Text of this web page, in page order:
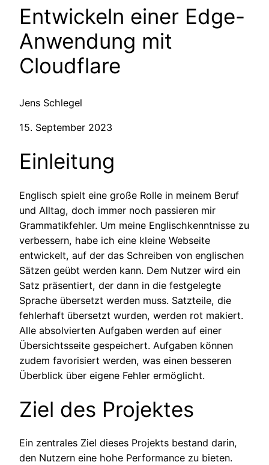
Entwickeln einer Edge-
Anwendung mit
Cloudflare
Jens Schlegel
15. September 2023
Einleitung
Englisch spielt eine große Rolle in meinem Beruf
und Alltag, doch immer noch passieren mir
Grammatikfehler. Um meine Englischkenntnisse zu
verbessern, habe ich eine kleine Webseite
entwickelt, auf der das Schreiben von englischen
Sätzen geübt werden kann. Dem Nutzer wird ein
Satz präsentiert, der dann in die festgelegte
Sprache übersetzt werden muss. Satzteile, die
fehlerhaft übersetzt wurden, werden rot makiert.
Alle absolvierten Aufgaben werden auf einer
Übersichtsseite gespeichert. Aufgaben können
zudem favorisiert werden, was einen besseren
Überblick über eigene Fehler ermöglicht.
Ziel des Projektes
Ein zentrales Ziel dieses Projekts bestand darin,
den Nutzern eine hohe Performance zu bieten.